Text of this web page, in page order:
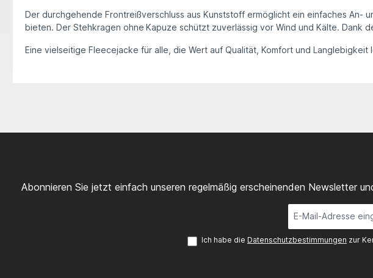
Der durchgehende Frontreißverschluss aus Kunststoff ermöglicht ein einfaches An-
bieten. Der Stehkragen ohne Kapuze schützt zuverlässig vor Wind und Kälte. Dank
Eine vielseitige Fleecejacke für alle, die Wert auf Qualität, Komfort und Langlebigkeit
Abonnieren Sie jetzt einfach unseren regelmäßig erscheinenden Newsletter
Ich habe die Datenschutzbestimmungen zur